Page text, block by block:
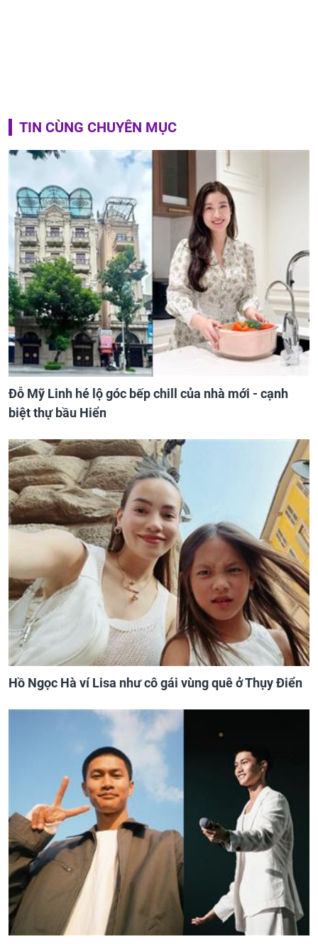
TIN CÙNG CHUYÊN MỤC
Đỗ Mỹ Linh hé lộ góc bếp chill của nhà mới - cạnh
biệt thự bầu Hiển
Hồ Ngọc Hà ví Lisa như cô gái vùng quê ở Thụy Điển